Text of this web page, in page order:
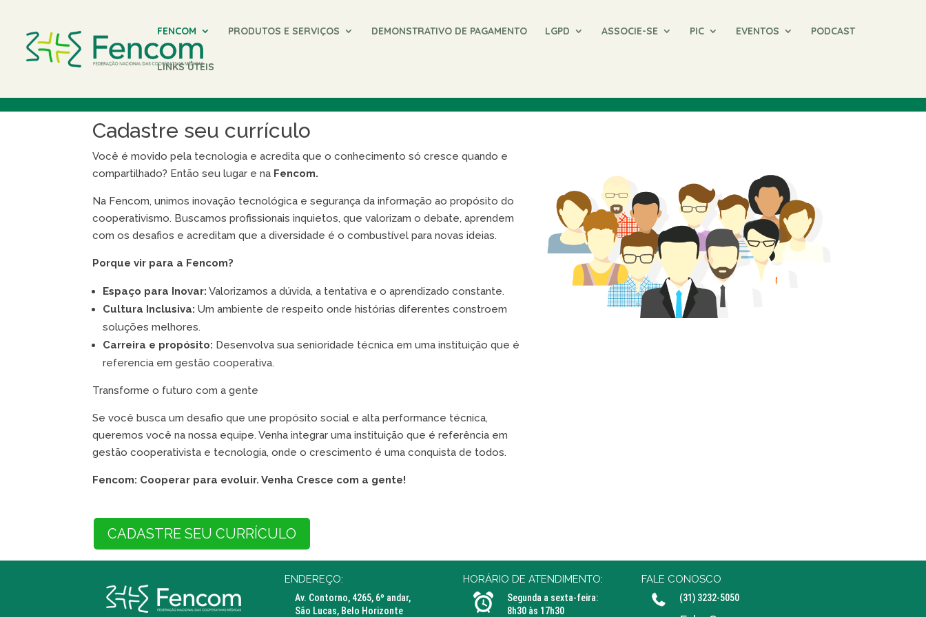
FENCOM PRODUTOS E SERVIÇOS DEMONSTRATIVO DE PAGAMENTO LGPD ASSOCIE-SE PIC EVENTOS PODCAST
LINKS ÚTEIS
Cadastre seu currículo
Você é movido pela tecnologia e acredita que o conhecimento só cresce quando e
compartilhado? Então seu lugar e na Fencom.
Na Fencom, unimos inovação tecnológica e segurança da informação ao propósito do
cooperativismo. Buscamos profissionais inquietos, que valorizam o debate, aprendem
com os desafios e acreditam que a diversidade é o combustível para novas ideias.
Porque vir para a Fencom?
Espaço para Inovar: Valorizamos a dúvida, a tentativa e o aprendizado constante.
Cultura Inclusiva: Um ambiente de respeito onde histórias diferentes constroem
soluções melhores.
Carreira e propósito: Desenvolva sua senioridade técnica em uma instituição que é
referencia em gestão cooperativa.
Transforme o futuro com a gente
Se você busca um desafio que une propósito social e alta performance técnica,
queremos você na nossa equipe. Venha integrar uma instituição que é referência em
gestão cooperativista e tecnologia, onde o crescimento é uma conquista de todos.
Fencom: Cooperar para evoluir. Venha Cresce com a gente!
CADASTRE SEU CURRÍCULO
ENDEREÇO:
Av. Contorno, 4265, 6º andar,
São Lucas, Belo Horizonte
HORÁRIO DE ATENDIMENTO:
Segunda a sexta-feira:
8h30 às 17h30
FALE CONOSCO
(31) 3232-5050